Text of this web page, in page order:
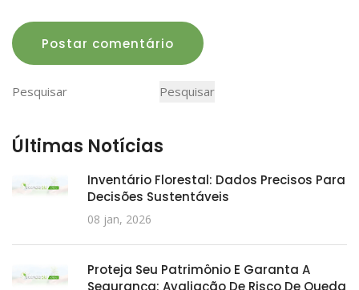
Postar comentário
Pesquisar
Pesquisar
Últimas Notícias
Inventário Florestal: Dados Precisos Para
Decisões Sustentáveis
08 jan, 2026
Proteja Seu Patrimônio E Garanta A
Segurança: Avaliação De Risco De Queda